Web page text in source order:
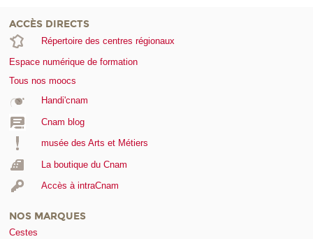
ACCÈS DIRECTS
Répertoire des centres régionaux
Espace numérique de formation
Tous nos moocs
Handi'cnam
Cnam blog
musée des Arts et Métiers
La boutique du Cnam
Accès à intraCnam
NOS MARQUES
Cestes